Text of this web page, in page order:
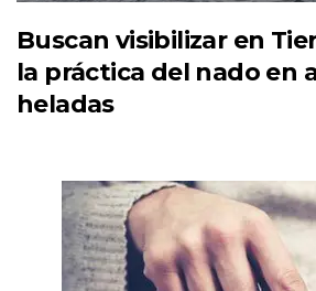
Buscan visibilizar en
la práctica del nado en
heladas